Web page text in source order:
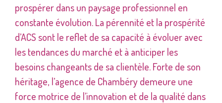
prospérer dans un paysage professionnel en
constante évolution. La pérennité et la prospérité
d’ACS sont le reflet de sa capacité à évoluer avec
les tendances du marché et à anticiper les
besoins changeants de sa clientèle. Forte de son
héritage, l’agence de Chambéry demeure une
force motrice de l’innovation et de la qualité dans